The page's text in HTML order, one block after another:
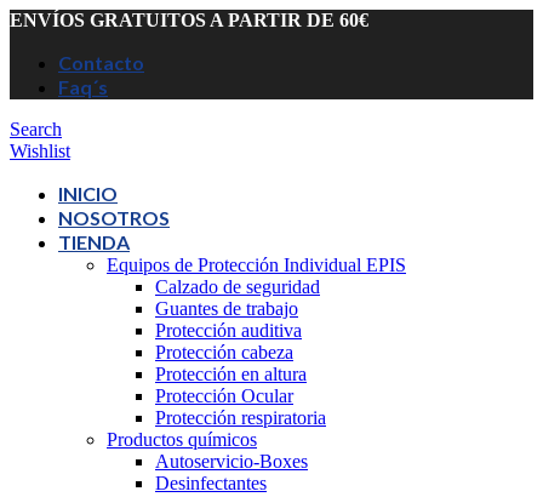
ENVÍOS GRATUITOS A PARTIR DE 60€
Contacto
Faq´s
Search
Wishlist
INICIO
NOSOTROS
TIENDA
Equipos de Protección Individual EPIS
Calzado de seguridad
Guantes de trabajo
Protección auditiva
Protección cabeza
Protección en altura
Protección Ocular
Protección respiratoria
Productos químicos
Autoservicio-Boxes
Desinfectantes